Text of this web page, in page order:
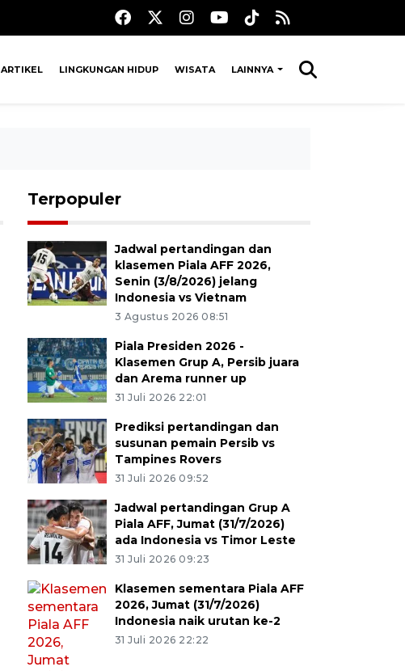
ARTIKEL LINGKUNGAN HIDUP WISATA LAINNYA
Terpopuler
Jadwal pertandingan dan
klasemen Piala AFF 2026,
Senin (3/8/2026) jelang
Indonesia vs Vietnam
3 Agustus 2026 08:51
Piala Presiden 2026 -
Klasemen Grup A, Persib juara
dan Arema runner up
31 Juli 2026 22:01
Prediksi pertandingan dan
susunan pemain Persib vs
Tampines Rovers
31 Juli 2026 09:52
Jadwal pertandingan Grup A
Piala AFF, Jumat (31/7/2026)
ada Indonesia vs Timor Leste
31 Juli 2026 09:23
Klasemen sementara Piala AFF
2026, Jumat (31/7/2026)
Indonesia naik urutan ke-2
31 Juli 2026 22:22